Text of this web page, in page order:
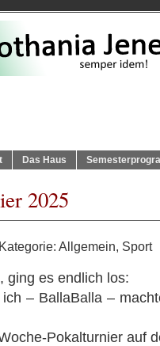
Das Haus
2025
Allgemein, Sport
ging es endlich los:
– BallaBalla –
Pokalturnier auf